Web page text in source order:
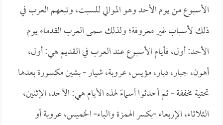
الأسبوع من يوم الأحد وهو الموالي للسبت، وتبعهم العرب في
ذلك لأسباب غير معروفة؛ ولذلك سمى العرب القدماء يوم
الأحد: أول، فأيام الأسبوع عند العرب في القديم هي: أول،
أهون، جبار، دبار، مؤيس، عروبة، شيار - بشين مكسورة بعدها
تحتية مخففة - ثم أحدثوا أسماءً لهذه الأيام هي: الأحد، الإثنين،
الثلاثاء، الإربعاء -بكسر الهمزة والباء- الخميس، عروبة أو